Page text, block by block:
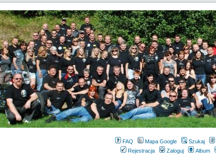
FAQ Mapa Google Szukaj
Rejestracja
Zaloguj Album